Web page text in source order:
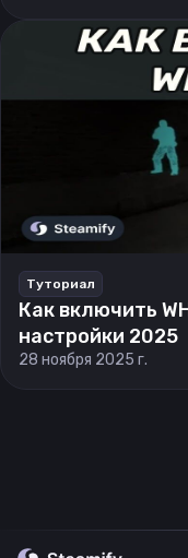
Туториал
Как включить
настройки 2025
28 ноября 2025 г.